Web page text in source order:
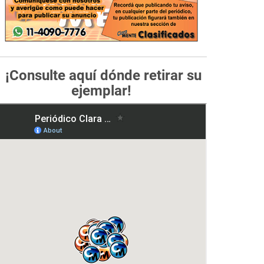
¡Consulte aquí dónde retirar su
ejemplar!